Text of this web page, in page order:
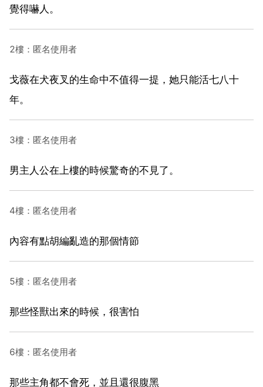
覺得嚇人。
2樓：匿名使用者
戈薇在犬夜叉的生命中不值得一提，她只能活七八十
年。
3樓：匿名使用者
男主人公在上樓的時候驚奇的不見了。
4樓：匿名使用者
內容有點胡編亂造的那個情節
5樓：匿名使用者
那些怪獸出來的時候，很害怕
6樓：匿名使用者
那些主角都不會死，並且還很腹黑